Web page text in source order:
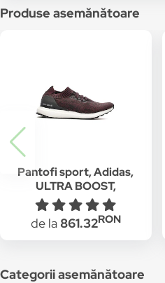
Produse asemănătoare
Pantofi sport, Adidas,
ULTRA BOOST,
BY2552, Textil, Rosu,
36 2/3 EU
de la 861.32RON
Categorii asemănătoare